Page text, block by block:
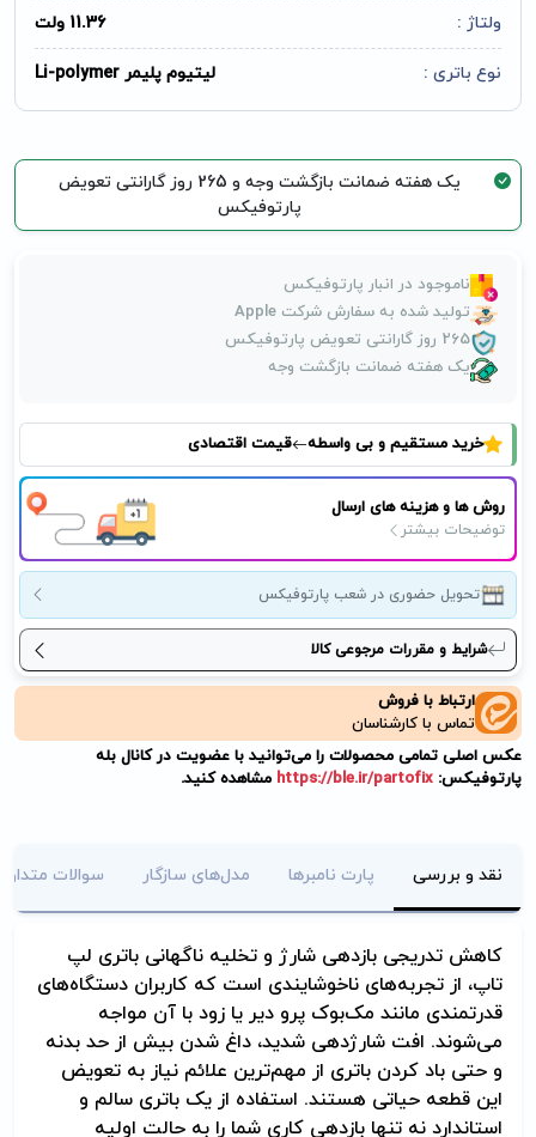
ولتاژ : 11.36 ولت
نوع باتری : لیتیوم پلیمر Li-polymer
یک هفته ضمانت بازگشت وجه و 265 روز گارانتی تعویض
پارتوفیکس
ناموجود در انبار پارتوفیکس
تولید شده به سفارش شرکت Apple
265 روز گارانتی تعویض پارتوفیکس
یک هفته ضمانت بازگشت وجه
خرید مستقیم و بی واسطه قیمت اقتصادی
روش ها و هزینه های ارسال
توضیحات بیشتر
تحویل حضوری در شعب پارتوفیکس
شرایط و مقررات مرجوعی کالا
ارتباط با فروش
تماس با کارشناسان
عکس اصلی تمامی محصولات را می‌توانید با عضویت در کانال بله
پارتوفیکس: https://ble.ir/partofix مشاهده کنید.
نقد و بررسی پارت نامبرها مدل‌های سازگار سوالات
کاهش تدریجی بازدهی شارژ و تخلیه ناگهانی باتری لپ
تاپ، از تجربه‌های ناخوشایندی است که کاربران دستگاه‌های
قدرتمندی مانند مک‌بوک پرو دیر یا زود با آن مواجه
می‌شوند. افت شارژدهی شدید، داغ شدن بیش از حد بدنه
و حتی باد کردن باتری از مهم‌ترین علائم نیاز به تعویض
این قطعه حیاتی هستند. استفاده از یک باتری سالم و
استاندارد نه تنها بازدهی کاری شما را به حالت اولیه